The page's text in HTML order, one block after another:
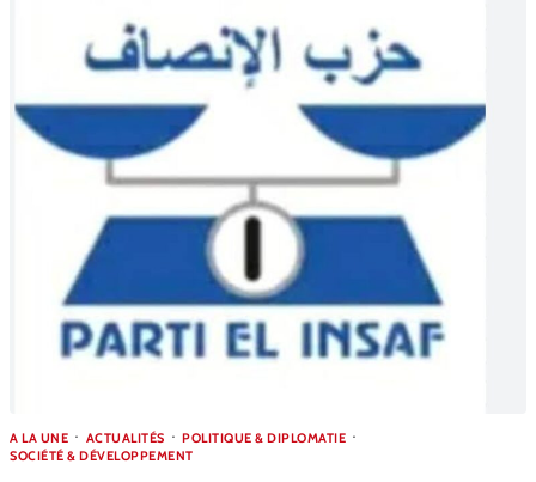
A LA UNE ACTUALITÉS
POLITIQUE & DIPLOMATIE
SOCIÉTÉ & DÉVELOPPEMENT